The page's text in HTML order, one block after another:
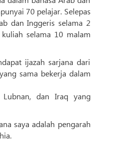
70 pelajar. Selepas
dan Inggeris selama 2
selama 10 malam
ijazah sarjana dari
sama bekerja dalam
dan Iraq yang
saya adalah pengarah